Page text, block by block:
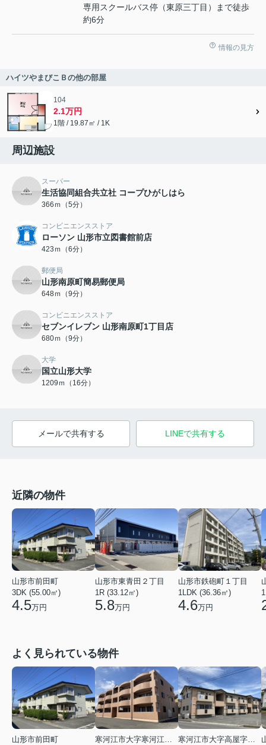
専用スクールバス停（東原三丁目）まで徒歩
約6分
情報の見方
ハイツやまびこＢの他の部屋
104
2.1万円
1階 / 19.87㎡ / 1K
周辺施設
スーパー
生活協同組合共立社 コープひがしはら
366ｍ（5分）
コンビニエンスストア
ローソン 山形市立図書館前店
423ｍ（6分）
郵便局
山形南原町簡易郵便局
648ｍ（9分）
コンビニエンスストア
セブンイレブン 山形南原町1丁目店
680ｍ（9分）
大学
国立山形大学
1209ｍ（16分）
メールで共有する LINEで共有する
近隣の物件
山形市前田町
3DK (55.00㎡)
4.5万円
山形市東青田２丁目
1R (33.12㎡)
5.8万円
山形市鉄砲町１丁目
1LDK (36.36㎡)
4.6万円
よく見られている物件
山形市前田町